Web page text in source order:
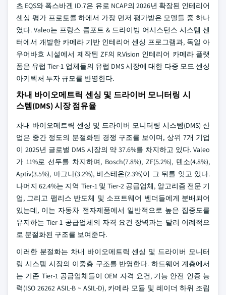
츠 EQS와 폭스바겐 ID.7은 유로 NCAP의 2026년 확장된 인테리어
센싱 평가 프로토콜 하에서 가장 먼저 평가받은 모델들 중 하나
였다. Valeo는 프랑스 콤포트 & 드라이빙 어시스턴스 시스템 센
터에서 개발한 카메라 기반 인테리어 센싱 프로그램과, 독일 아
우어바흐 시설에서 제작된 ZF의 R.Vision 인테리어 카메라 플랫
폼은 유럽 Tier-1 업체들의 유럽 DMS 시장에 대한 다중 모드 센싱
아키텍처 투자 규모를 반영한다.
차내 바이오메트릭 센싱 및 드라이버 모니터링 시
스템(DMS) 시장 점유율
차내 바이오메트릭 센싱 및 드라이버 모니터링 시스템(DMS) 산
업은 중간 정도의 분절화된 경쟁 구조를 보이며, 상위 7개 기업
이 2025년 글로벌 DMS 시장의 약 37.6%를 차지하고 있다. Valeo
가 11%로 선두를 차지하며, Bosch(7.8%), ZF(5.2%), 덴소(4.8%),
Aptiv(3.5%), 마그나(3.2%), 비스테온(2.3%)이 그 뒤를 잇고 있다.
나머지 62.4%는 지역 Tier-1 및 Tier-2 공급업체, 알고리즘 전문 기
업, 그리고 팹리스 반도체 및 소프트웨어 벤더들에게 분배되어
있는데, 이는 자동차 전자제품에서 일반적으로 높은 집중도를
유지하는 Tier-1 공급업체의 자격 요건 장벽과는 달리 이례적으
로 분절화된 구조를 보여준다.
이러한 분절화는 차내 바이오메트릭 센싱 및 드라이버 모니터
링 시스템 시장의 이중층 구조를 반영한다. 하드웨어 계층에서
는 기존 Tier-1 공급업체들이 OEM 자격 요건, 기능 안전 인증 능
력(ISO 26262 ASIL-B ~ ASIL-D), 카메라 모듈 및 레이더 하위 조립